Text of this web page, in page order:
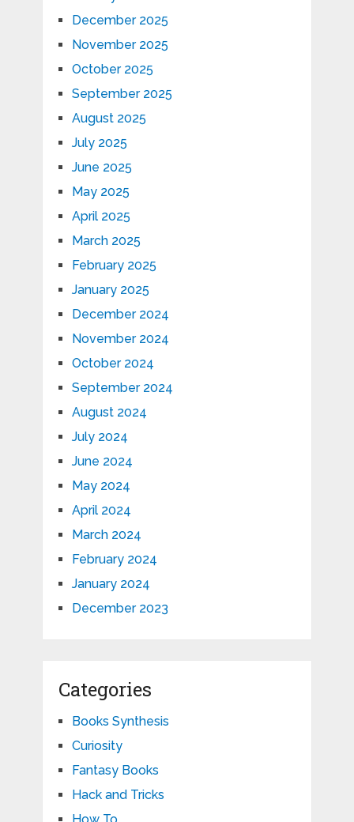
December 2025
November 2025
October 2025
September 2025
August 2025
July 2025
June 2025
May 2025
April 2025
March 2025
February 2025
January 2025
December 2024
November 2024
October 2024
September 2024
August 2024
July 2024
June 2024
May 2024
April 2024
March 2024
February 2024
January 2024
December 2023
Categories
Books Synthesis
Curiosity
Fantasy Books
Hack and Tricks